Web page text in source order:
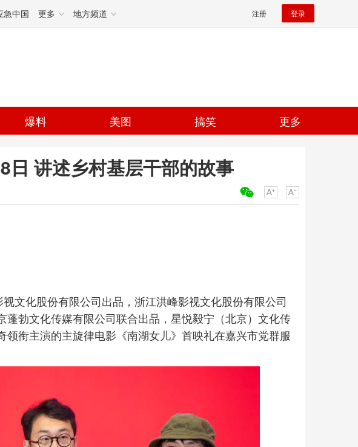
急中国 更多 地方频道 注册 登录
爆料 美图 搞笑 更多
日 讲述乡村基层干部的故事
文化股份有限公司出品，浙江洪峰影视文化股份有限公司
蓬勃文化传媒有限公司联合出品，星悦毅宁（北京）文化传
衔主演的主旋律电影《南湖女儿》首映礼在嘉兴市党群服